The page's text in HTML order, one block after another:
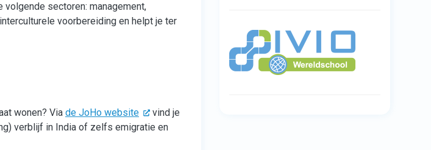
sectoren: management,
voorbereiding en helpt je ter
wonen? Via de JoHo website
vind je
verblijf in India of zelfs emigratie en